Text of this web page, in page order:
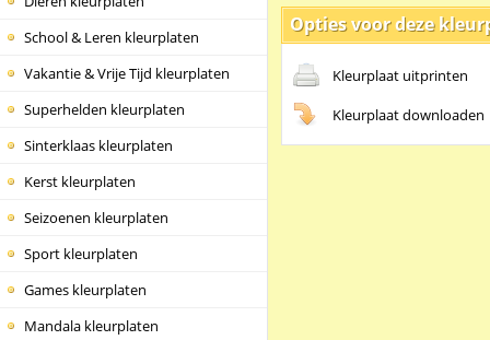
School & Leren kleurplaten
Vakantie & Vrije Tijd kleurplaten
Superhelden kleurplaten
Sinterklaas kleurplaten
Kerst kleurplaten
Seizoenen kleurplaten
Sport kleurplaten
Games kleurplaten
Mandala kleurplaten
Opties voor deze
Kleurplaat uitprinten
Kleurplaat downloaden